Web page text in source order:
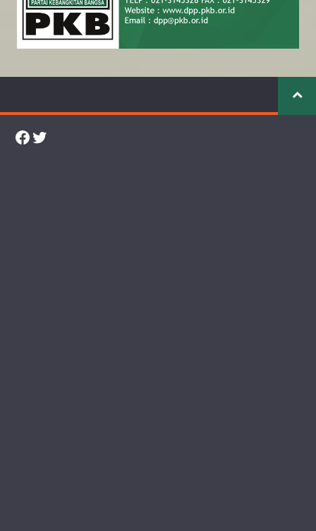
Facebook
Twitter